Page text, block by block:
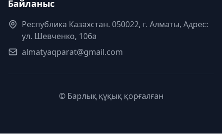
Байланыс
Республика Казахстан. 050022, г. Алматы, Адрес:
ул. Шевченко, 106а
almatyaqparat@gmail.com
© Барлық құқық қорғалған